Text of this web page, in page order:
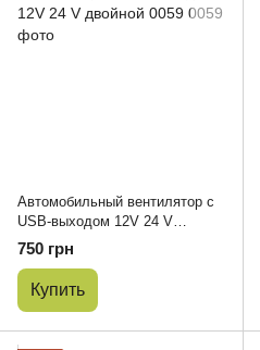
Автомобильный вентилятор с
USB-выходом 12V 24 V
двойной 0059
750 грн
Купить